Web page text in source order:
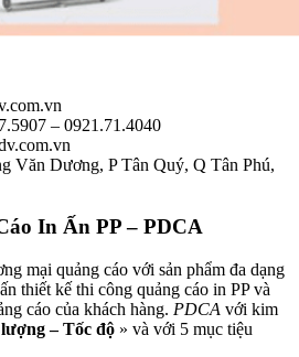
– 0921.71.4040
Văn Dương, P Tân Quý, Q Tân Phú,
In Ấn PP – PDCA
mại quảng cáo với sản phẩm đa dạng
thiết kế thi công quảng cáo in PP và
cáo của khách hàng. PDCA với kim
– Tốc độ » và với 5 mục tiệu